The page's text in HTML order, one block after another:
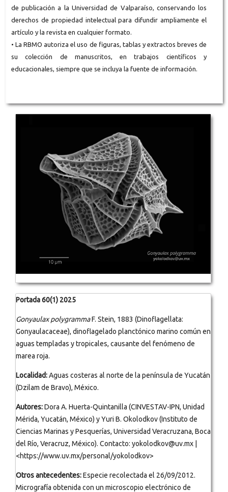
de publicación a la Universidad de Valparaíso, conservando los
derechos de propiedad intelectual para difundir ampliamente el
artículo y la revista en cualquier formato.
• La RBMO autoriza el uso de figuras, tablas y extractos breves de
su colección de manuscritos, en trabajos científicos y
educacionales, siempre que se incluya la fuente de información.
Portada 60(1) 2025
Gonyaulax polygrammaF. Stein, 1883 (Dinoflagellata:
Gonyaulacaceae), dinoflagelado planctónico marino común en
aguas templadas y tropicales, causante del fenómeno de
marea roja.
Localidad:Aguas costeras al norte de la península de Yucatán
(Dzilam de Bravo), México.
Autores:Dora A. Huerta-Quintanilla (CINVESTAV-IPN, Unidad
Mérida, Yucatán, México) y Yuri B. Okolodkov (Instituto de
Ciencias Marinas y Pesquerías, Universidad Veracruzana, Boca
del Río, Veracruz, México). Contacto: yokolodkov@uv.mx |
<https://www.uv.mx/personal/yokolodkov>
Otros antecedentes:Especie recolectada el 26/09/2012.
Micrografía obtenida con un microscopio electrónico de